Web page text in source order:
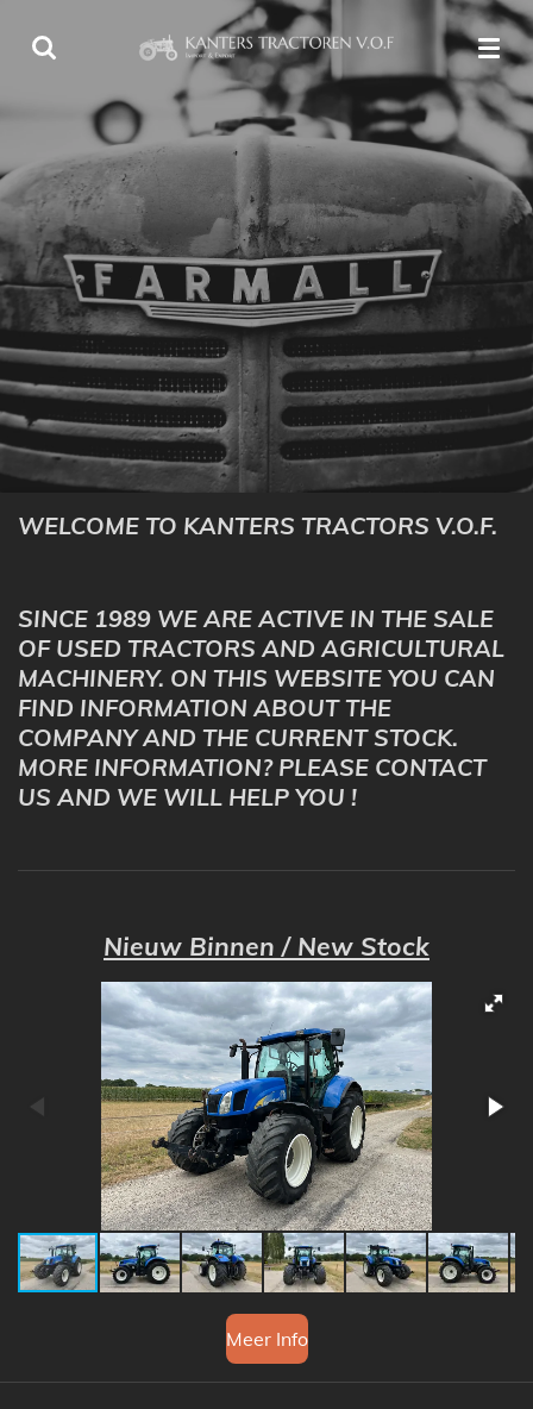
direct
hoofdinhoud
WELCOME TO KANTERS TRACTORS V.O.F.
SINCE 1989 WE ARE ACTIVE IN THE SALE
OF USED TRACTORS AND AGRICULTURAL
MACHINERY. ON THIS WEBSITE YOU CAN
FIND INFORMATION ABOUT THE
COMPANY AND THE CURRENT STOCK.
MORE INFORMATION? PLEASE CONTACT
US AND WE WILL HELP YOU !
Nieuw Binnen / New Stock
Meer Info